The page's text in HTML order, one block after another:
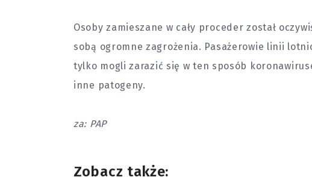
Osoby zamieszane w cały proceder został
sobą ogromne zagrożenia. Pasażerowie linii
tylko mogli zarazić się w ten sposób
inne patogeny.
za: PAP
Zobacz także: